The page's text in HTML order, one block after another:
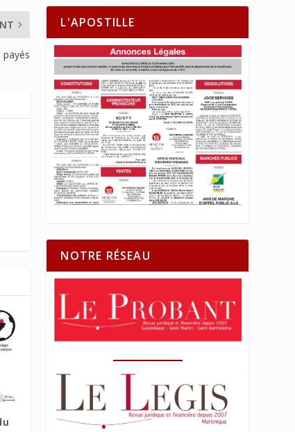
payés
L'APOSTILLE
NOTRE RÉSEAU